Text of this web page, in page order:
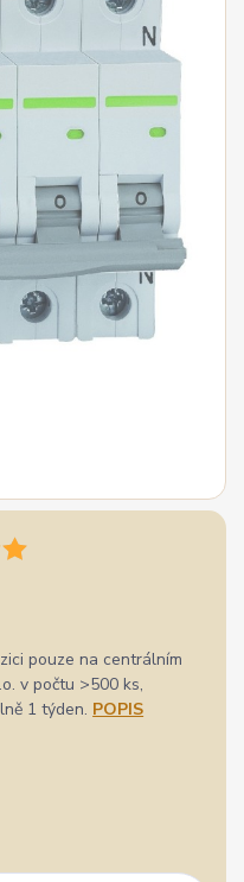
pouze na centrálním
v počtu >500 ks,
1 týden. POPIS